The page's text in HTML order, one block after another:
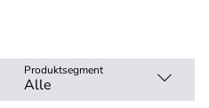
Produktsegment